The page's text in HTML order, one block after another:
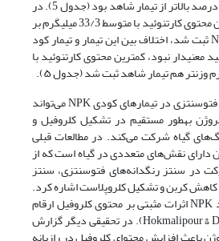
ترتیب 4/27، 5/20 و 0/20 درصد بالاتر از تیمار شاهد بود (جدول 5). در
بین تیمارهای کودی بالاترین محتوی کارتنوئید با متوسط 33/3 میلی­گرم بر
گرم وزن تر برای تیمار NPK ثبت شد، اختلاف بین این تیمار و تیمار کود
معنی­دار نبود، کمترین محتوی کارتنوئید با
بهبود محتوی رنگدانه‌های فتوسنتزی در تیمارهای کودی NPK می‌تواند
به­طور مستقیم در تشکیل کلروفیل و
گیاه شرکت می‌کند. در مطالعات قبلی
دارای نقش‌های متعددی در گیاه است که از
در سنتز رنگدانه‌های فتوسنتزی، سنتز
کربن و تشکیل کلروپلاست اشاره کرد.
گزارش شده است که کود NPK اثرات مثبتی بر محتوی کلروفیل ارقام
ذرت دارد (Hokmalipour & Darbandi, 2011). در تحقیقی دیگر گزارش